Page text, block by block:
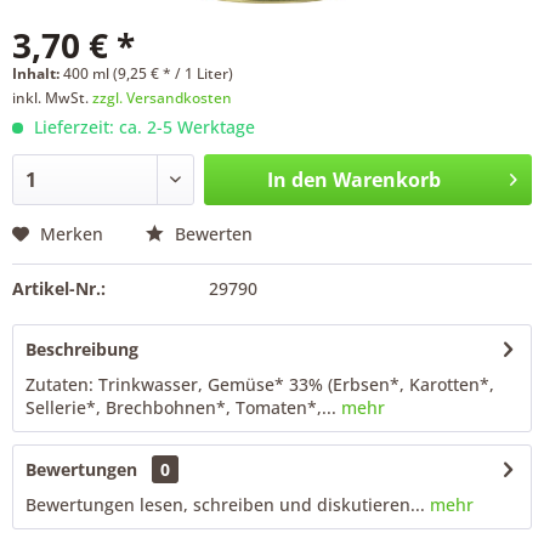
3,70 € *
Inhalt:400 ml (9,25 € * / 1 Liter)
inkl. MwSt.zzgl. Versandkosten
Lieferzeit: ca. 2-5 Werktage
In den Warenkorb
Merken Bewerten
Artikel-Nr.: 29790
Beschreibung
Zutaten: Trinkwasser, Gemüse* 33% (Erbsen*, Karotten*,
Sellerie*, Brechbohnen*, Tomaten*,... mehr
Bewertungen
0
Bewertungen lesen, schreiben und diskutieren... mehr